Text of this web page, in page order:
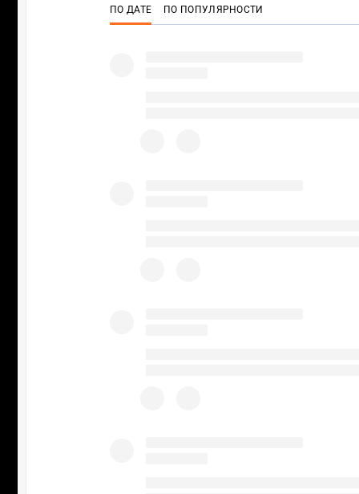
ПО ДАТЕ ПО ПОПУЛЯРНОСТИ